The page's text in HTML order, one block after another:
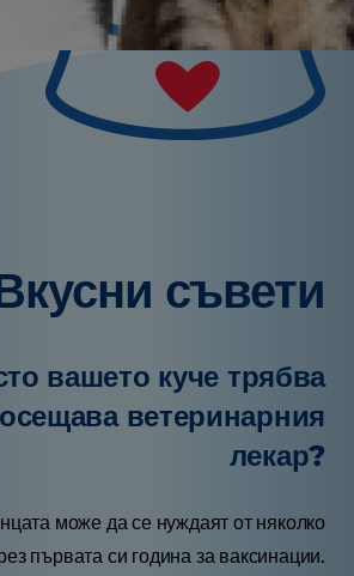
съвети
вашето куче трябва
ветеринарния
лекар?
може да се нуждаят от няколко
първата си година за ваксинации.